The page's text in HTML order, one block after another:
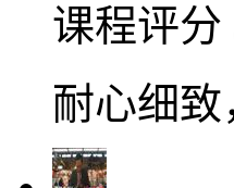
课程评分
耐心细